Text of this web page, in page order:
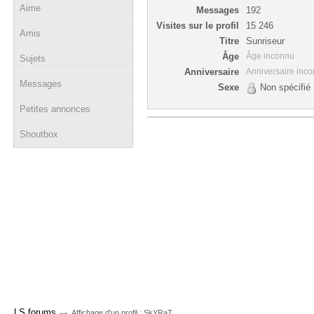
Aime
Amis
Sujets
Messages
Petites annonces
Shoutbox
Messages
192
Visites sur le profil
15 246
Titre
Sunriseur
Âge
Âge inconnu
Anniversaire Anniversaire
Sexe Non spécifié